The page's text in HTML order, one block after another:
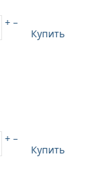
+ –
Купить
+ –
Купить